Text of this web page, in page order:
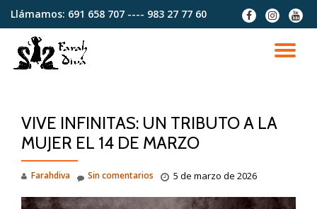
contenido
Llámamos: 691 658 707 ---- 983 27 77 60
fa-
facebook
fa-
instagram
fa-
VIVE INFINITAS: UN TRIBUTO A LA
MUJER EL 14 DE MARZO
Farahdiva 5 de marzo de 2026
Sin comentarios